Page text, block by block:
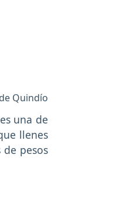
Quindío
una de
llenes
pesos